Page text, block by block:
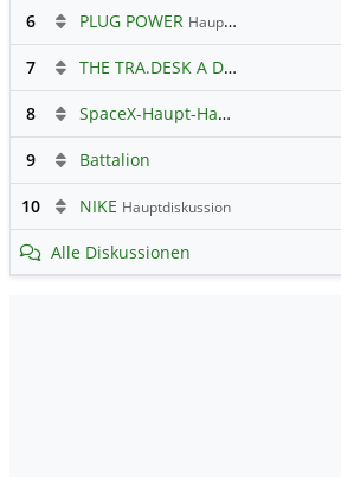
6 PLUG POWER Hauptdiskussion
7 THE TRA.DESK A DL-,000001
8 SpaceX-Haupt-Hauptforum
9 Battalion
10 NIKE Hauptdiskussion
Alle Diskussionen